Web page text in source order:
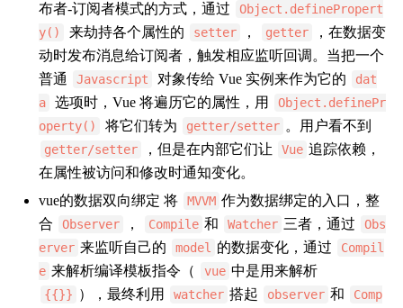
布者-订阅者模式的方式，通过
Object.definePropert
y()
来劫持各个属性的 setter ， getter
，在数据变
动时发布消息给订阅者，触发相应监听回调。当把一个
普通
Javascript 对象传给 Vue 实例来作为它的
dat
a
选项时，Vue 将遍历它的属性，用
Object.definePr
operty()
将它们转为 getter/setter 。用户看不到
getter/setter ，但是在内部它们让 Vue 追踪依赖，
在属性被访问和修改时通知变化。
vue的数据双向绑定 将
MVVM 作为数据绑定的入口，整
合
Observer ， Compile 和 Watcher 三者，通过
Obs
erver 来监听自己的 model 的数据变化，通过
Compil
e 来解析编译模板指令（ vue 中是用来解析
{{}} ），最终利用 watcher 搭起 observer 和
Comp